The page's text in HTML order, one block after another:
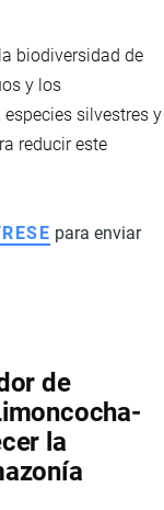
biodiversidad de
y los
silvestres y
reducir este
para enviar
de
la